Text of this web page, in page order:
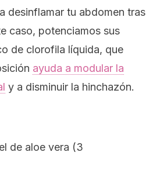
desinflamar tu abdomen tras
caso, potenciamos sus
de clorofila líquida, que
ayuda a modular la
y a disminuir la hinchazón.
de aloe vera (3